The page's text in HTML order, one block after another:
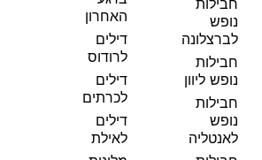
חבילות
נופש
לברצלונה
חבילות
נופש ליוון
חבילות
נופש
לאנטליה
האחרון
דילים
לרודוס
דילים
לכרתים
דילים
לאילת